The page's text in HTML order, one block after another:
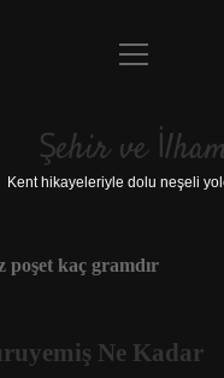
Anasayfa
Yasal Uyarı
menüyü
Şehir ve
Kent hikayeleriyle dolu neşeli
poşet kaç gramdır
Ne Kadar